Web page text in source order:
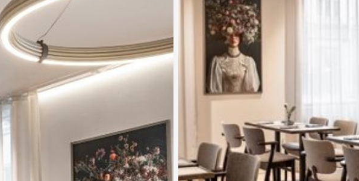
Katso kuva 2 / 4